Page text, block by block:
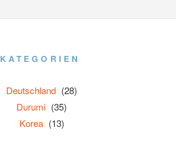
KATEGORIEN
Deutschland (28)
Durumi (35)
Korea (13)